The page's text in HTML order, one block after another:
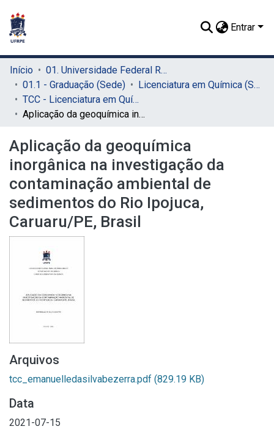
Entrar
Início
01. Universidade Federal Rural de Pernambuco - UFRPE (Sede)
01.1 - Graduação (Sede)
Licenciatura em Química (Sede)
TCC - Licenciatura em Química (Sede)
Aplicação da geoquímica inorgânica na investigação da contaminação ambiental de sedimentos do Rio Ipojuca, Caruaru/PE, Brasil
Aplicação da geoquímica
inorgânica na investigação da
contaminação ambiental de
sedimentos do Rio Ipojuca,
Caruaru/PE, Brasil
Arquivos
tcc_emanuelledasilvabezerra.pdf (829.19 KB)
Data
2021-07-15